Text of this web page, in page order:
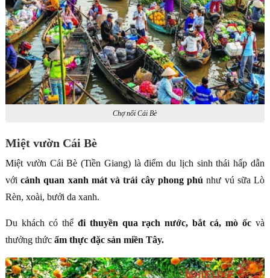
Chợ nổi Cái Bè
Miệt vườn Cái Bè
Miệt vườn Cái Bè (Tiền Giang) là điểm du lịch sinh thái hấp dẫn
vớicảnh quan xanh mát và trái cây phong phú như vú sữa Lò
Rèn, xoài, bưởi da xanh.
Du khách có thể đi thuyền qua rạch nước, bắt cá, mò ốc và
thưởng thức ẩm thực đặc sản miền Tây.